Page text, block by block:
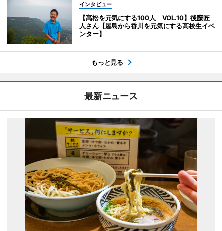
インタビュー
【高松を元気にする100人 VOL.10】後藤匠
人さん【屋島から香川を元気にする高校生イベ
ンター】
もっと見る
最新ニュース